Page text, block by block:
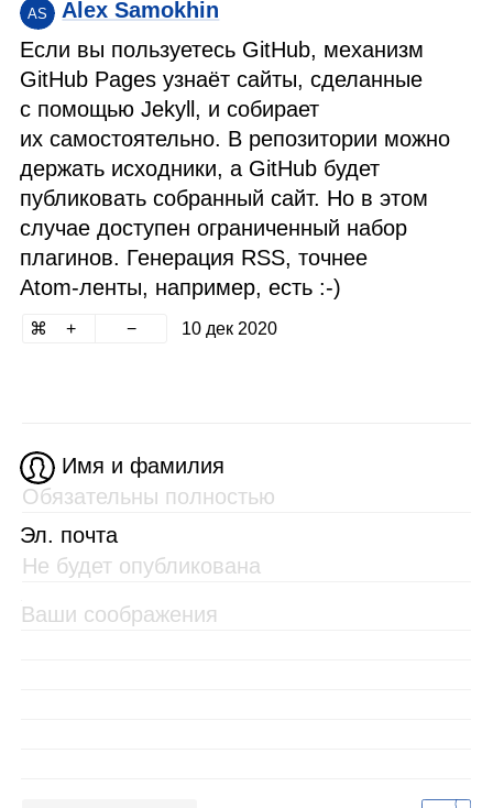
AS
Alex Samokhin
Если вы пользуетесь GitHub, механизм
GitHub Pages узнаёт сайты, сделанные
с помощью Jekyll, и собирает
их самостоятельно. В репозитории можно
держать исходники, а GitHub будет
публиковать собранный сайт. Но в этом
случае доступен ограниченный набор
плагинов. Генерация RSS, точнее
Atom‑ленты, например, есть :‑)
10 дек 2020
Имя и фамилия
Эл. почта